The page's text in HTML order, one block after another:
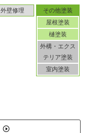
外壁修理
その他塗装
屋根塗装
樋塗装
外構・エクス
テリア塗装
室内塗装